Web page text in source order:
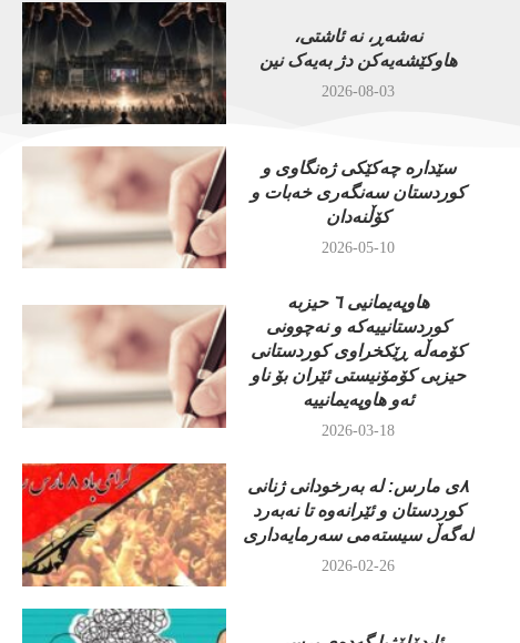
نەشەڕ، نە ئاشتی،
هاوکێشەیەکن دژ بەیەک نین
2026-08-03
سێدارە چەکێکی ژەنگاوی و
کوردستان سەنگەری خەبات و
کۆڵنەدان
2026-05-10
هاوپەیمانیی ٦ حیزبە
کوردستانییەکە و نەچوونی
کۆمەڵە ڕێکخراوی کوردستانی
حیزبی کۆمۆنیستی ئێران بۆ ناو
ئەو هاوپەیمانییە
2026-03-18
٨ی مارس: لە بەرخودانی ژنانی
کوردستان و ئێرانەوە تا نەبەرد
لەگەڵ سیستەمی سەرمایەداری
2026-02-26